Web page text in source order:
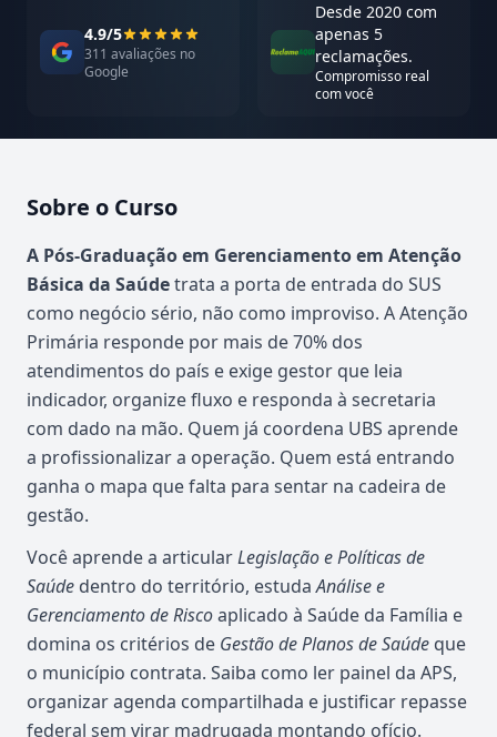
4.9/5
311 avaliações no
Google
Desde 2020 com
apenas 5
reclamações.
Compromisso real
com você
Sobre o Curso
Atualizado em abril de 2026
A Pós-Graduação em Gerenciamento em Atenção
Básica da Saúdetrata a porta de entrada do SUS
como negócio sério, não como improviso. A Atenção
Primária responde por mais de 70% dos
atendimentos do país e exige gestor que leia
indicador, organize fluxo e responda à secretaria
com dado na mão. Quem já coordena UBS aprende
a profissionalizar a operação. Quem está entrando
ganha o mapa que falta para sentar na cadeira de
gestão.
Você aprende a articularLegislação e Políticas de
Saúde dentro do território, estudaAnálise e
Gerenciamento de Riscoaplicado à Saúde da Família e
domina os critérios de Gestão de Planos de Saúde que
o município contrata. Saiba como ler painel da APS,
organizar agenda compartilhada e justificar repasse
federal sem virar madrugada montando ofício.